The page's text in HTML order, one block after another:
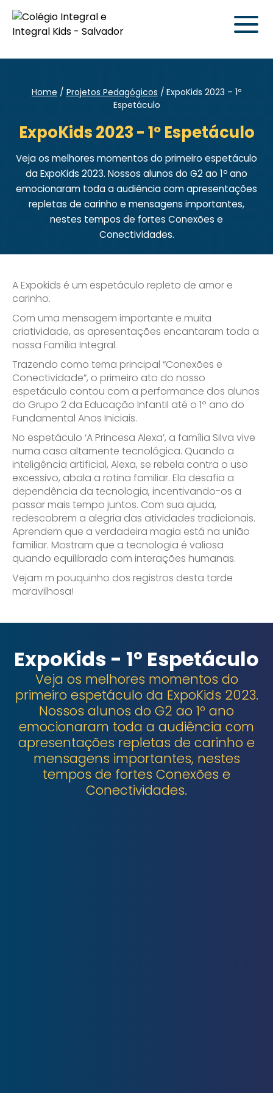
Home Projetos Pedagógicos
ExpoKids 2023 – 1º
Espetáculo
ExpoKids 2023 - 1º Espetáculo
Veja os melhores momentos do primeiro espetáculo
da ExpoKids 2023. Nossos alunos do G2 ao 1º ano
emocionaram toda a audiência com apresentações
repletas de carinho e mensagens importantes,
nestes tempos de fortes Conexões e
Conectividades.
A Expokids é um espetáculo repleto de amor e
carinho.
Com uma mensagem importante e muita
criatividade, as apresentações encantaram toda a
nossa Família Integral.
Trazendo como tema principal “Conexões e
Conectividade”, o primeiro ato do nosso
espetáculo contou com a performance dos alunos
do Grupo 2 da Educação Infantil até o 1º ano do
Fundamental Anos Iniciais.
No espetáculo ‘A Princesa Alexa’, a família Silva vive
numa casa altamente tecnológica. Quando a
inteligência artificial, Alexa, se rebela contra o uso
excessivo, abala a rotina familiar. Ela desafia a
dependência da tecnologia, incentivando-os a
passar mais tempo juntos. Com sua ajuda,
redescobrem a alegria das atividades tradicionais.
Aprendem que a verdadeira magia está na união
familiar. Mostram que a tecnologia é valiosa
quando equilibrada com interações humanas.
Vejam m pouquinho dos registros desta tarde
maravilhosa!
ExpoKids - 1º Espetáculo
Veja os melhores momentos do
primeiro espetáculo da ExpoKids 2023.
Nossos alunos do G2 ao 1º ano
emocionaram toda a audiência com
apresentações repletas de carinho e
mensagens importantes, nestes
tempos de fortes Conexões e
Conectividades.